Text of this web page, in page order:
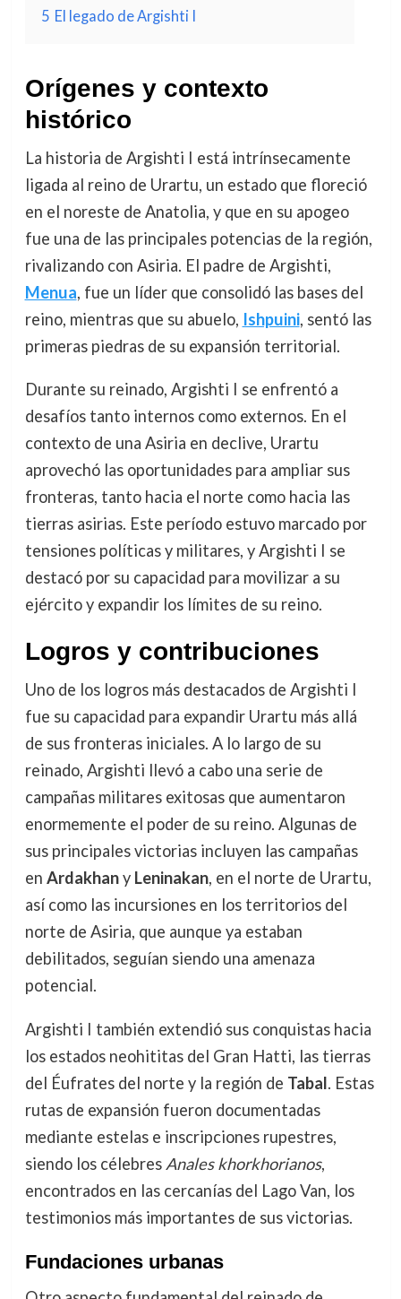
5 El legado de Argishti I
Orígenes y contexto
histórico
La historia de Argishti I está intrínsecamente
ligada al reino de Urartu, un estado que floreció
en el noreste de Anatolia, y que en su apogeo
fue una de las principales potencias de la región,
rivalizando con Asiria. El padre de Argishti,
Menua, fue un líder que consolidó las bases del
reino, mientras que su abuelo, Ishpuini, sentó las
primeras piedras de su expansión territorial.
Durante su reinado, Argishti I se enfrentó a
desafíos tanto internos como externos. En el
contexto de una Asiria en declive, Urartu
aprovechó las oportunidades para ampliar sus
fronteras, tanto hacia el norte como hacia las
tierras asirias. Este período estuvo marcado por
tensiones políticas y militares, y Argishti I se
destacó por su capacidad para movilizar a su
ejército y expandir los límites de su reino.
Logros y contribuciones
Uno de los logros más destacados de Argishti I
fue su capacidad para expandir Urartu más allá
de sus fronteras iniciales. A lo largo de su
reinado, Argishti llevó a cabo una serie de
campañas militares exitosas que aumentaron
enormemente el poder de su reino. Algunas de
sus principales victorias incluyen las campañas
en Ardakhany Leninakan, en el norte de Urartu,
así como las incursiones en los territorios del
norte de Asiria, que aunque ya estaban
debilitados, seguían siendo una amenaza
potencial.
Argishti I también extendió sus conquistas hacia
los estados neohititas del Gran Hatti, las tierras
del Éufrates del norte y la región de Tabal. Estas
rutas de expansión fueron documentadas
mediante estelas e inscripciones rupestres,
siendo los célebres Anales khorkhorianos,
encontrados en las cercanías del Lago Van, los
testimonios más importantes de sus victorias.
Fundaciones urbanas